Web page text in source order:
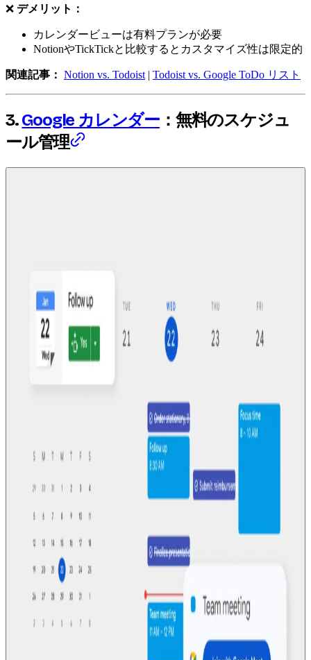
❌ デメリット：
カレンダービューは有料プランが必要
NotionやTickTickと比較するとカスタマイズ性は限定的
関連記事： Notion vs. Todoist | Todoist vs. Google ToDo リスト
3.Google カレンダー ：無料のスケジュ
ール管理